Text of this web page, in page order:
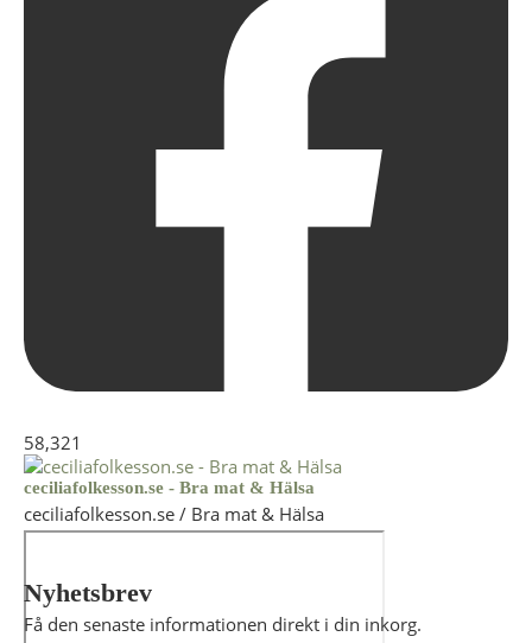
58,321
ceciliafolkesson.se - Bra mat & Hälsa
ceciliafolkesson.se / Bra mat & Hälsa
Nyhetsbrev
Få den senaste informationen direkt i din inkorg.